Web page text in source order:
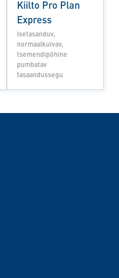
Kiilto Pro Plan
Express
Isetasanduv,
normaalkuivav,
tsemendipõhine
pumbatav
tasaandussegu